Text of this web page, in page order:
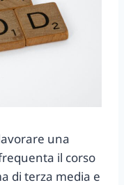
una
il corso
di terza media e